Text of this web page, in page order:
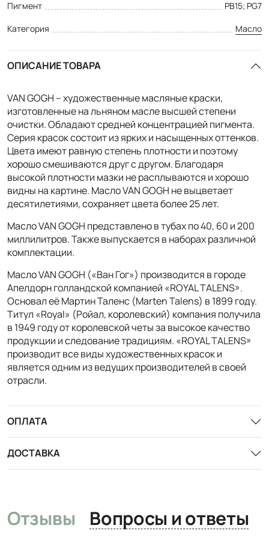
Пигмент
PB15; PG7
Категория
Масло
ОПИСАНИЕ ТОВАРА
VAN GOGH – художественные масляные краски,
изготовленные на льняном масле высшей степени
очистки. Обладают средней концентрацией пигмента.
Серия красок состоит из ярких и насыщенных оттенков.
Цвета имеют равную степень плотности и поэтому
хорошо смешиваются друг с другом. Благодаря
высокой плотности мазки не расплываются и хорошо
видны на картине. Масло VAN GOGH не выцветает
десятилетиями, сохраняет цвета более 25 лет.
Масло VAN GOGH представлено в тубах по 40, 60 и 200
миллилитров. Также выпускается в наборах различной
комплектации.
Масло VAN GOGH («Ван Гог») производится в городе
Апелдорн голландской компанией «ROYAL TALENS».
Основал её Мартин Таленс (Marten Talens) в 1899 году.
Титул «Royal» (Ройал, королевский) компания получила
в 1949 году от королевской четы за высокое качество
продукции и следование традициям. «ROYAL TALENS»
производит все виды художественных красок и
является одним из ведущих производителей в своей
отрасли.
ОПЛАТА
ДОСТАВКА
Отзывы Вопросы и ответы